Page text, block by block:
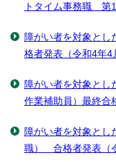
トタイム事務職 第
障がい者を対象と
格者発表（令和4年4
障がい者を対象とし
作業補助員）最終合
障がい者を対象とし
職） 合格者発表（